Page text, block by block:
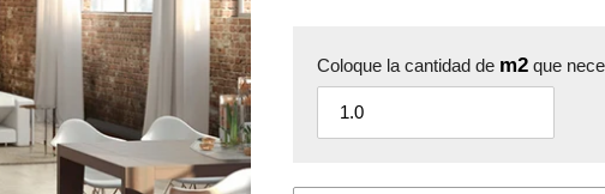
Coloque la cantidad de m2 que